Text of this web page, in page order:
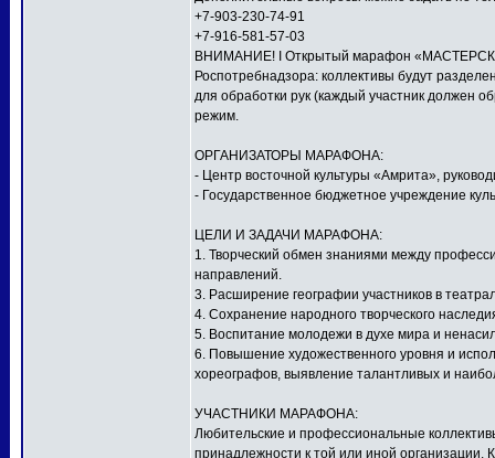
+7-903-230-74-91
+7-916-581-57-03
ВНИМАНИЕ! I Открытый марафон
Роспотребнадзора: коллективы будут
для обработки рук (каждый участник должен
режим.
ОРГАНИЗАТОРЫ МАРАФОНА:
- Центр восточной культуры «Амрита»,
- Государственное бюджетное учреждение
ЦЕЛИ И ЗАДАЧИ МАРАФОНА:
1. Творческий обмен знаниями между
направлений.
3. Расширение географии участников в
4. Сохранение народного творческого
5. Воспитание молодежи в духе мира и
6. Повышение художественного уровня и
хореографов, выявление талантливых и
УЧАСТНИКИ МАРАФОНА:
Любительские и профессиональные
принадлежности к той или иной организации.